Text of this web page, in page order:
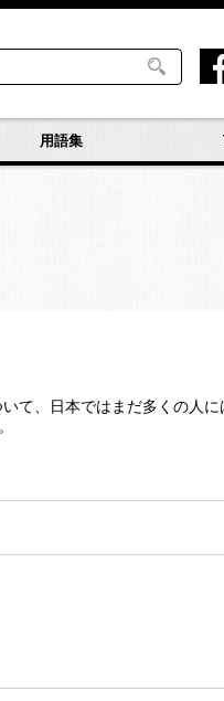
用語集
て、日本ではまだ多くの人に